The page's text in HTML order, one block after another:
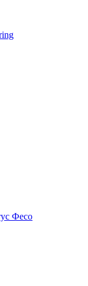
Фесо